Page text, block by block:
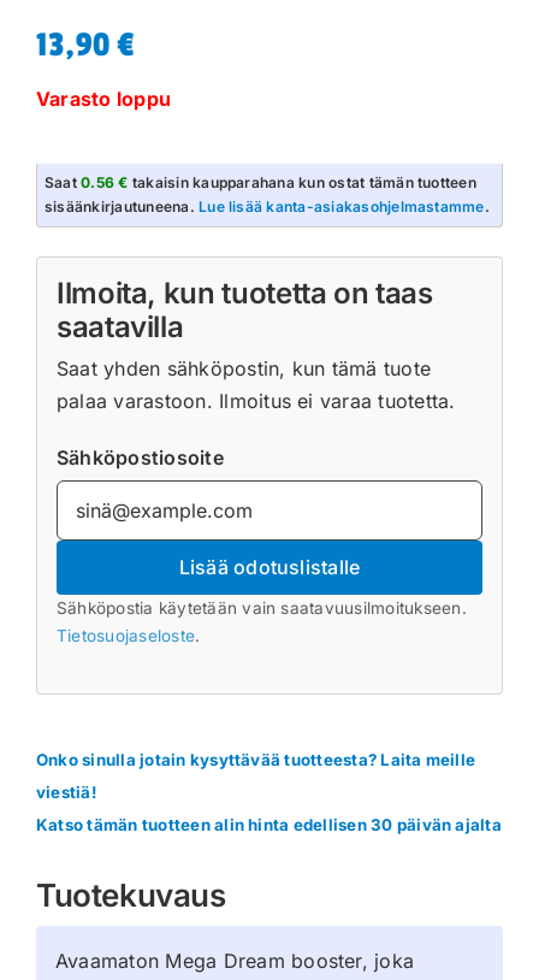
13,90€
Varasto loppu
Saat0.56 € takaisin kaupparahana kun ostat tämän tuotteen
sisäänkirjautuneena.Lue lisää kanta-asiakasohjelmastamme.
Ilmoita, kun tuotetta on taas
saatavilla
Saat yhden sähköpostin, kun tämä tuote
palaa varastoon. Ilmoitus ei varaa tuotetta.
Sähköpostiosoite
Lisää odotuslistalle
Sähköpostia käytetään vain saatavuusilmoitukseen.
Tietosuojaseloste.
Onko sinulla jotain kysyttävää tuotteesta? Laita meille
viestiä!
Katso tämän tuotteen alin hinta edellisen 30 päivän ajalta
Tuotekuvaus
Avaamaton Mega Dream booster, joka